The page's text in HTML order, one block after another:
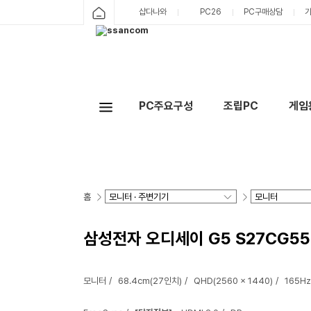
샵다나와 PC26 PC구매상담
PC주요구성 조립PC 게
홈
삼성전자 오디세이 G5
모니터 68.4cm(27인치) QHD(2560 x 1440) 165Hz